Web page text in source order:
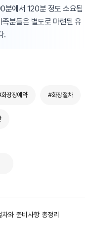
분에서 120분 정도 소요됩
분들은 별도로 마련된 유
.
장장예약 #화장절차
와 준비사항 총정리